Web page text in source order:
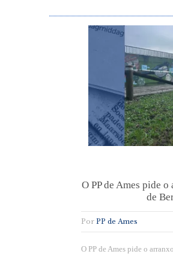
O PP de Ames pide
de
Por PP de Ames
O PP de Ames pide o